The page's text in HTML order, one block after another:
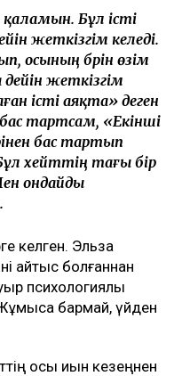
қаламын. Бұл істі
жеткізгім келеді.
осының бәрін өзім
жеткізгім
істі аяқта» деген
бас тартсам, «Екінші
бас тартып
хейттің тағы бір
ондайды
келген. Эльза
қайтыс болғаннан
психологиялық
бармай, үйден
осы қиын кезеңнен